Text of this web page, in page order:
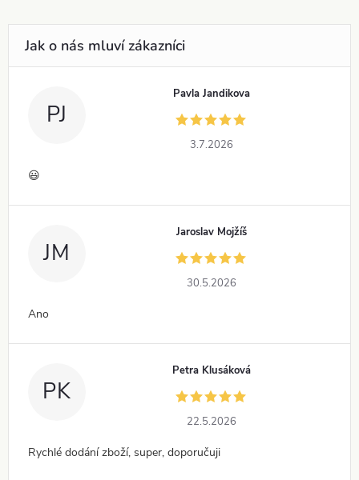
PJ
Pavla Jandikova
3.7.2026
😃
JM
Jaroslav Mojžíš
30.5.2026
Ano
PK
Petra Klusáková
22.5.2026
Rychlé dodání zboží, super, doporučuji